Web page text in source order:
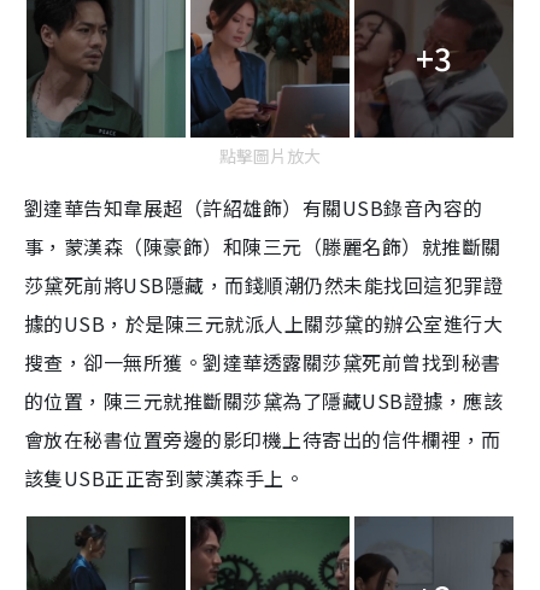
+3
點擊圖片放大
劉達華告知韋展超（許紹雄飾）有關USB錄音內容的
事，蒙漢森（陳豪飾）和陳三元（滕麗名飾）就推斷關
莎黛死前將USB隱藏，而錢順潮仍然未能找回這犯罪證
據的USB，於是陳三元就派人上關莎黛的辦公室進行大
搜查，卻一無所獲。劉達華透露關莎黛死前曾找到秘書
的位置，陳三元就推斷關莎黛為了隱藏USB證據，應該
會放在秘書位置旁邊的影印機上待寄出的信件欄裡，而
該隻USB正正寄到蒙漢森手上。